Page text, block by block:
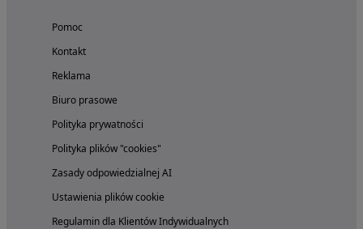
Pomoc
Kontakt
Reklama
Biuro prasowe
Polityka prywatności
Polityka plików "cookies"
Zasady odpowiedzialnej AI
Ustawienia plików cookie
Regulamin dla Klientów Indywidualnych